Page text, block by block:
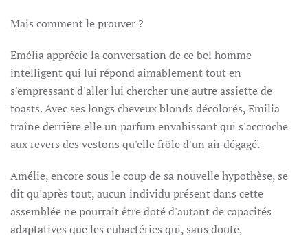
Mais comment le prouver ?
Emélia apprécie la conversation de ce bel homme
intelligent qui lui répond aimablement tout en
s'empressant d'aller lui chercher une autre assiette de
toasts. Avec ses longs cheveux blonds décolorés, Emilia
traîne derrière elle un parfum envahissant qui s'accroche
aux revers des vestons qu'elle frôle d'un air dégagé.
Amélie, encore sous le coup de sa nouvelle hypothèse, se
dit qu'après tout, aucun individu présent dans cette
assemblée ne pourrait être doté d'autant de capacités
adaptatives que les eubactéries qui, sans doute,